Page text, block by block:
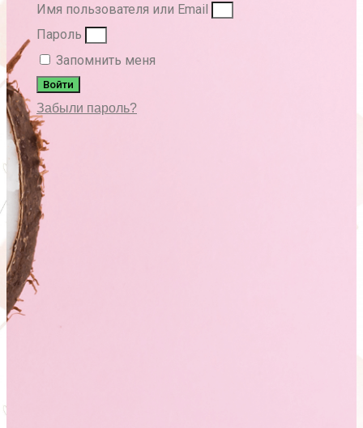
Имя пользователя или Email
Пароль
Запомнить меня
Войти
Забыли пароль?